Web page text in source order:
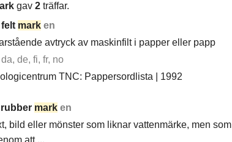
gav 2 träffar.
felt mark en
avtryck av maskinfilt i papper eller papp
da, de, fi, fr, no
TNC: Pappersordlista | 1992
rubber mark en
bild eller mönster som liknar vattenmärke, men som
att ...